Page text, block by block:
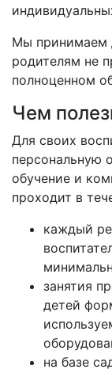
Мы принимаем
родителям не
полноценном
Чем
Для своих
персональную
обучение и
проходит в
каждый
занятия
детей
на базе